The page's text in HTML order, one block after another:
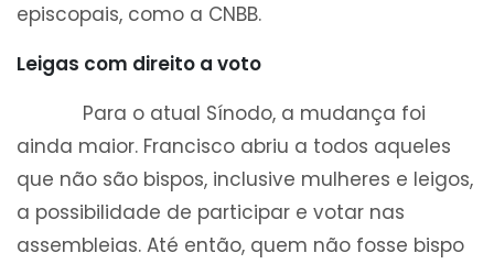
episcopais, como a CNBB.
Leigas com direito a voto
Para o atual Sínodo, a mudança foi
ainda maior. Francisco abriu a todos aqueles
que não são bispos, inclusive mulheres e leigos,
a possibilidade de participar e votar nas
assembleias. Até então, quem não fosse bispo